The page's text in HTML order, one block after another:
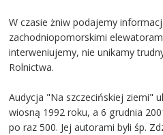
W czasie żniw podajemy
zachodniopomorskimi
interweniujemy, nie unikamy
Rolnictwa.
Audycja "Na szczecińskiej ziemi"
wiosną 1992 roku, a 6 grudnia
po raz 500. Jej autorami byli śp.